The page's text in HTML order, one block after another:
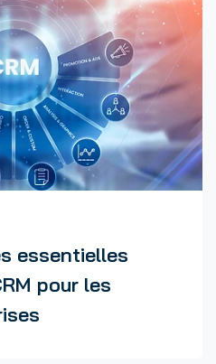
essentielles
pour les